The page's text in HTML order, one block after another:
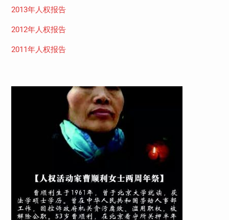
2013年人权报告
2012年人权报告
2011年人权报告